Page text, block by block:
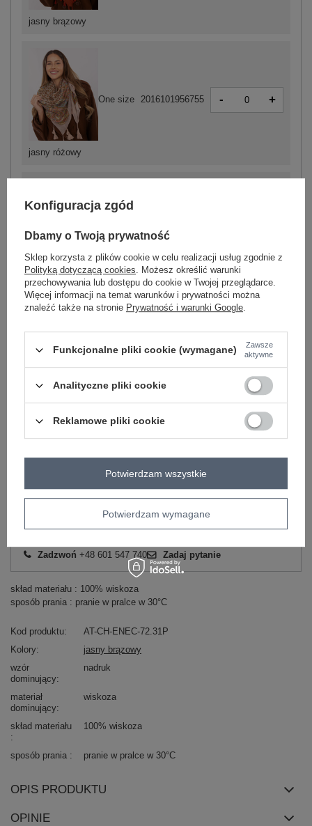
jasny różowy
One size 2016101956755 - +
miętowy
One size 2016101956700
bordowy
jasny brązowy
ZALOGUJ SIĘ I ZOBACZ CENĘ
Zadzwoń +48 601 547 740 Zadaj pytanie
skład materiału : 100% wiskoza
sposób prania : pranie w pralce w 30°C
Kod produktu
AT-CH-ENEC-72.31P
Kolory
jasny brązowy
wzór
dominujący
nadruk
materiał
dominujący
wiskoza
skład materiału 100% wiskoza
sposób prania pranie w pralce w 30°C
OPIS PRODUKTU
OPINIE
Konfiguracja zgód
Dbamy o Twoją prywatność
Sklep korzysta z plików cookie w celu realizacji usług zgodnie z
Polityką dotyczącą cookies. Możesz określić warunki
przechowywania lub dostępu do cookie w Twojej przeglądarce.
Więcej informacji na temat warunków i prywatności można
znaleźć także na stronie Prywatność i warunki Google.
Funkcjonalne pliki cookie (wymagane)
Zawsze
aktywne
Analityczne pliki cookie
Reklamowe pliki cookie
Potwierdzam wymagane
Potwierdzam wszystkie